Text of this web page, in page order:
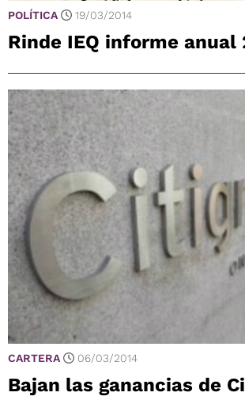
POLÍTICA 19/03/2014
Rinde IEQ informe anual
CARTERA 06/03/2014
Bajan las ganancias de